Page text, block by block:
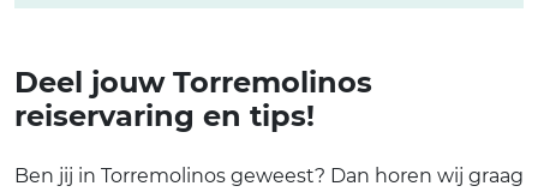
Deel jouw Torremolinos
reiservaring en tips!
Ben jij in Torremolinos geweest? Dan horen wij graag